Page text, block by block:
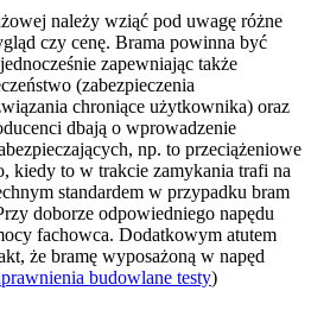
należy wziąć pod uwagę różne
czy cenę. Brama powinna być
zapewniając także
(zabezpieczenia
chroniące użytkownika) oraz
dbają o wprowadzenie
np. to przeciążeniowe
kiedy to w trakcie zamykania trafi na
standardem w przypadku bram
doborze odpowiedniego napędu
fachowca. Dodatkowym atutem
że bramę wyposażoną w napęd
budowlane testy)